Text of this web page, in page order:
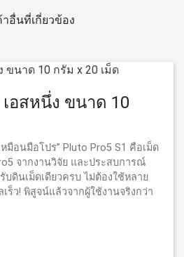
อื่นที่เกี่ยวข้อง
อสหนึ่ง ขนาด 10
มือนมือโปร” Pluto Pro5 S1 คือเม็ด
จากงานวิจัย และประสบการณ์
บดินเม็ดเดียวครบ ไม่ต้องใช้หลาย
ร็ว! พิสูจน์แล้วจากผู้ใช้งานจริงกว่า